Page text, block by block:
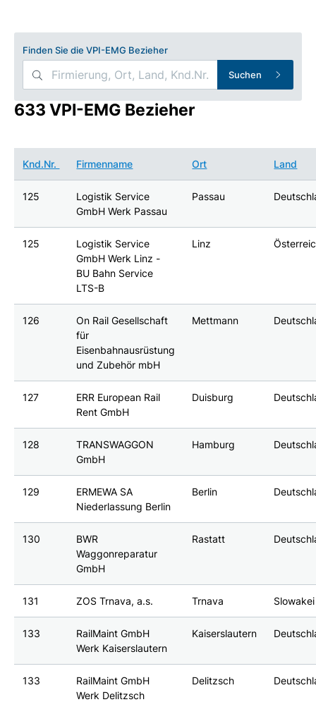
Finden Sie die VPI-EMG Bezieher
Suchen
633 VPI-EMG Bezieher
Knd.Nr. Firmenname Ort Land
125
Logistik Service
GmbH Werk Passau
Passau
125
Logistik Service
GmbH Werk Linz -
BU Bahn Service
LTS-B
Linz
126
On Rail Gesellschaft
für
Eisenbahnausrüstung
und Zubehör mbH
Mettmann
127
ERR European Rail
Rent GmbH
Duisburg
128
TRANSWAGGON
GmbH
Hamburg
129
ERMEWA SA
Niederlassung Berlin
Berlin
130
BWR
Waggonreparatur
GmbH
Rastatt
131 ZOS Trnava, a.s. Trnava Slowakei
133
RailMaint GmbH
Werk Kaiserslautern
Kaiserslautern
133
RailMaint GmbH
Werk Delitzsch
Delitzsch